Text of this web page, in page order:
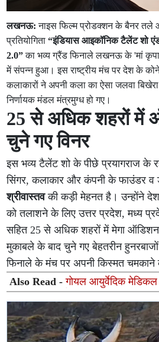
लखनऊ: नाइस फिल्म प्रोडक्शन के बैनर तले
प्रतियोगिता“इंडियास आइकॉनिक टैलेंट शो
2.0”का भव्य ग्रैंड फिनाले लखनऊ के 'मां कृपा
में संपन्न हुआ। इस राष्ट्रीय मंच पर देश के
कलाकारों ने अपनी कला का ऐसा जलवा
निर्णायक मंडल मंत्रमुग्ध हो गए।
25 से अधिक शहरों में
चुने गए विनर
इस भव्य टैलेंट शो के पीछे प्रयागराज के
सिंगर, कलाकार और कंपनी के फाउंडर व
श्रीवास्तवकी कड़ी मेहनत है। उन्होंने देश
को तलाशने के लिए उत्तर प्रदेश, मध्य
सहित 25 से अधिक शहरों में मेगा
मुकाबले के बाद चुने गए बेहतरीन
फिनाले के मंच पर अपनी किस्मत चमकाने
Also Read -गोयल आयुर्वेदिक
जागरूकता कार्यक्रम, सर्वाइकल कैंसर
गई विशाल रैली